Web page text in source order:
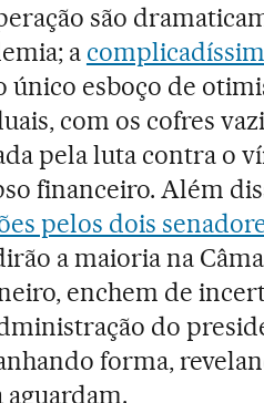
são
a
único esboço de
com os cofres
pela luta contra o
financeiro. Além
pelos dois
a maioria na
enchem de
do
forma,
aguardam.